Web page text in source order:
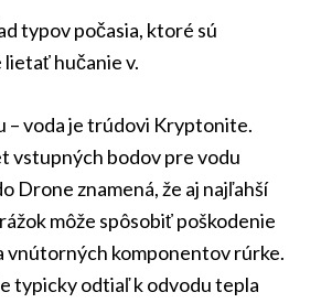
typov počasia, ktoré sú
lietať hučanie v.
– voda je trúdovi Kryptonite.
vstupných bodov pre vodu
Drone znamená, že aj najľahší
môže spôsobiť poškodenie
vnútorných komponentov rúrke.
typicky odtiaľ k odvodu tepla